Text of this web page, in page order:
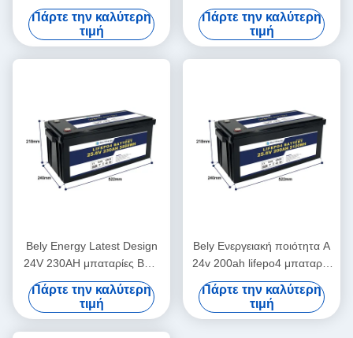
αποθήκευση ενέργειας
Ηλιακό σύστημα ενέργειας
Ναυτικό
Πάρτε την καλύτερη
τιμή
lifepo4 μπαταρία για
τροφοδοσία φορτηγών
Πάρτε την καλύτερη
τιμή
Bely Energy Latest Design
24V 230AH μπαταρίες Bms
Για ιατρικό σκάφος σκούτερ
Πάρτε την καλύτερη
τιμή
Bely Ενεργειακή ποιότητα Α
24v 200ah lifepo4 μπαταρία
Rv Solar Lifepo4 Marine
μπαταρία βαθύ κύκλο
Πάρτε την καλύτερη
τιμή